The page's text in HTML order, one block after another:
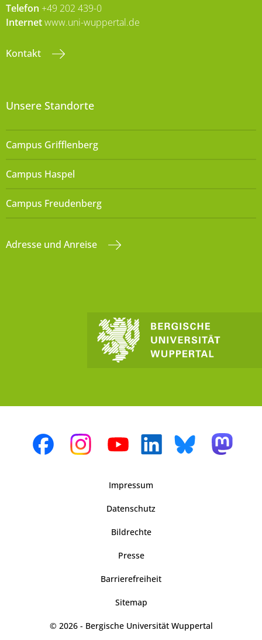
Telefon +49 202 439-0
Internetwww.uni-wuppertal.de
Kontakt
Unsere Standorte
Campus Grifflenberg
Campus Haspel
Campus Freudenberg
Adresse und Anreise
Impressum
Datenschutz
Bildrechte
Presse
Barrierefreiheit
Sitemap
© 2026 - Bergische Universität Wuppertal